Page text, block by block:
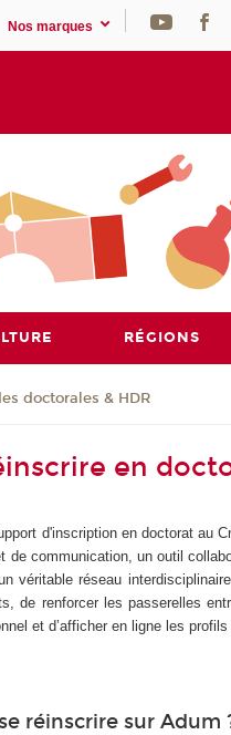
Nos marques
RÉGIONS
doctorales & HDR
en
d'inscription en doctorat au
de communication, un outil
véritable réseau
de renforcer les passerelles
et d’afficher en ligne les
réinscrire sur Adum